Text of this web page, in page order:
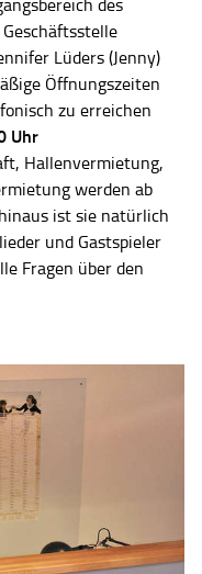
des
Lüders (Jenny)
Öffnungszeiten
zu erreichen
Uhr
Hallenvermietung,
werden ab
ist sie natürlich
und Gastspieler
Fragen über den